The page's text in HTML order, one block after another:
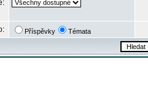
Příspěvky Témata